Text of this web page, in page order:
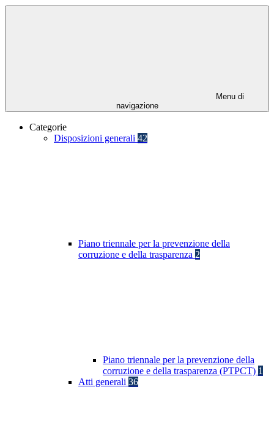
Menu di
navigazione
Categorie
Disposizioni generali 42
Piano triennale per la prevenzione della
corruzione e della trasparenza 2
Piano triennale per la prevenzione della
corruzione e della trasparenza (PTPCT) 1
Atti generali 36